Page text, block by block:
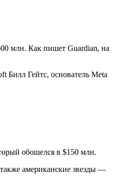
млн. Как пишет Guardian, на
Билл Гейтс, основатель Meta
обошелся в $150 млн.
американские звезды —